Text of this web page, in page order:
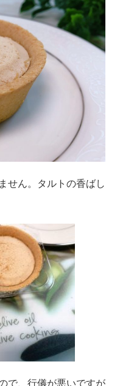
せん。タルトの香ばし
で、行儀が悪いですが